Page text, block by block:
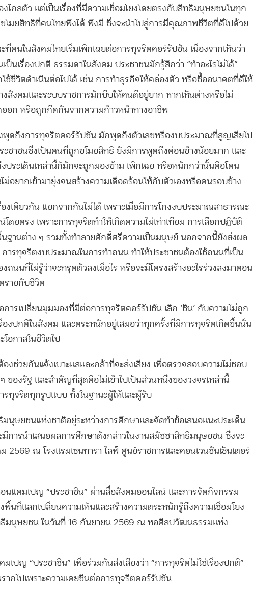
งไกลตัว แต่เป็นเรื่องที่มีความเชื่อมโยงโดยตรงกับสิทธิมนุษยชนในทุก
ขโมยสิทธิที่คนไทยพึงได้ พึงมี ซึ่งจะนำไปสู่การมีคุณภาพชีวิตที่ดีไปด้วย
ที่คนในสังคมไทยเริ่มเพิกเฉยต่อการทุจริตคอร์รัปชัน เนื่องจากเห็นว่า
ป็นเรื่องปกติ ธรรมดาในสังคม ประชาชนมักรู้สึกว่า “ทำอะไรไม่ได้”
ช้ชีวิตดำเนินต่อไปได้ เช่น การทำธุรกิจให้คล่องตัว หรือซื้ออนาคตที่ดีให้
สังคมและระบบราชการมักบีบให้คนดีอยู่ยาก หากเห็นต่างหรือไม่
อก หรือถูกกีดกันจากความก้าวหน้าทางอาชีพ
งพูดถึงการทุจริตคอร์รัปชัน มักพูดถึงตัวเลขหรืองบประมาณที่สูญเสียไป
ชาชนซึ่งเป็นคนที่ถูกขโมยสิทธิ ยังมีการพูดถึงค่อนข้างน้อยมาก และ
ประเด็นเหล่านี้ก็มักจะถูกมองข้าม เพิกเฉย หรือหนักกว่านั้นคือโดน
อยากเข้ามายุ่งจนสร้างความเดือดร้อนให้กับตัวเองหรือคนรอบข้าง
งเดียวกัน แยกจากกันไม่ได้ เพราะเมื่อมีการโกงงบประมาณสาธารณะ
ดยตรง เพราะการทุจริตทำให้เกิดความไม่เท่าเทียม การเลือกปฏิบัติ
นฐานต่าง ๆ รวมทั้งทำลายศักดิ์ศรีความเป็นมนุษย์ นอกจากนี้ยังส่งผล
ารทุจริตงบประมาณในการทำถนน ทำให้ประชาชนต้องใช้ถนนที่เป็น
นนที่ไม่รู้ว่าจะทรุดตัวลงเมื่อไร หรือจะมีโครงสร้างอะไรร่วงลงมาตอน
รายกับชีวิต
การเปลี่ยนมุมมองที่มีต่อการทุจริตคอร์รัปชัน เลิก ‘ชิน’ กับความไม่ถูก
องปกติในสังคม และตระหนักอยู่เสมอว่าทุกครั้งที่มีการทุจริตเกิดขึ้นนั่น
โอกาสในชีวิตไป
ช่วยกันแจ้งเบาะแสและกล้าที่จะส่งเสียง เพื่อตรวจสอบความไม่ชอบ
ของรัฐ และสำคัญที่สุดคือไม่เข้าไปเป็นส่วนหนึ่งของวงจรเหล่านี้
รทุจริตทุกรูปแบบ ทั้งในฐานะผู้ให้และผู้รับ
นุษยชนแห่งชาติอยู่ระหว่างการศึกษาและจัดทำข้อเสนอแนะประเด็น
การนำเสนอผลการศึกษาดังกล่าวในงานสมัชชาสิทธิมนุษยชน ซึ่งจะ
2569 ณ โรงแรมเซนทารา ไลฟ์ ศูนย์ราชการและคอนเวนชันเซ็นเตอร์
แคมเปญ “ประชาชิน” ผ่านสื่อสังคมออนไลน์ และการจัดกิจกรรม
นที่แลกเปลี่ยนความเห็นและสร้างความตระหนักรู้ถึงความเชื่อมโยง
มนุษยชน ในวันที่ 16 กันยายน 2569 ณ หอศิลปวัฒนธรรมแห่ง
เปญ “ประชาชิน” เพื่อร่วมกันส่งเสียงว่า “การทุจริตไม่ใช่เรื่องปกติ”
ากไปเพราะความเคยชินต่อการทุจริตคอร์รัปชัน